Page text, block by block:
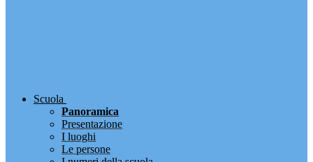
Scuola
Panoramica
Presentazione
I luoghi
Le persone